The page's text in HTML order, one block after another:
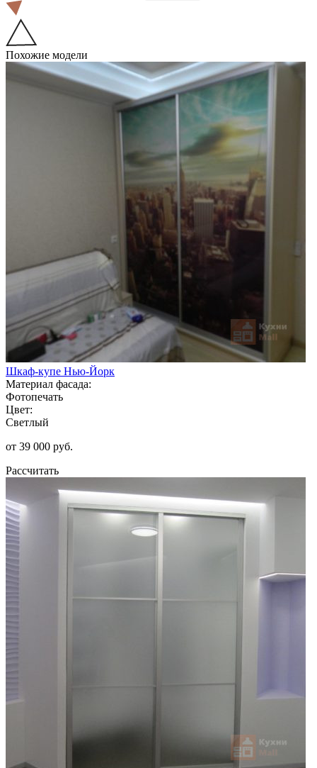
Похожие модели
Шкаф-купе Нью-Йорк
Материал фасада:
Фотопечать
Цвет:
Светлый
от 39 000 руб.
Рассчитать